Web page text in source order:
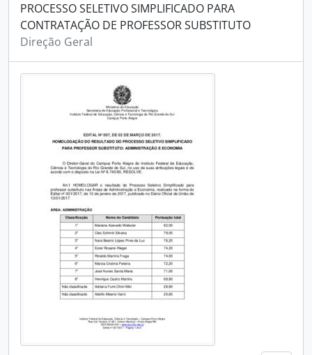
PROCESSO SELETIVO SIMPLIFICADO PARA
CONTRATAÇÃO DE PROFESSOR SUBSTITUTO
Direção Geral